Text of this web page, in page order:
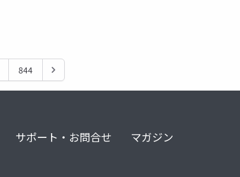
844
サポート・お問合せ マガジン